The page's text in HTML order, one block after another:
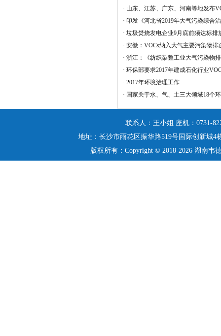
· 山东、江苏、广东、河南等地发布
· 印发《河北省2019年大气污染综合
· 垃圾焚烧发电企业9月底前须达标排
· 安徽：VOCs纳入大气主要污染物排
· 浙江：《纺织染整工业大气污染物
· 环保部要求2017年建成石化行业
· 2017年环境治理工作
· 国家关于水、气、土三大领域18个
联系人：王小姐 座机：0731-
地址：长沙市雨花区振华路519号国际创新城4
版权所有：Copyright © 2018-2026 湖南韦